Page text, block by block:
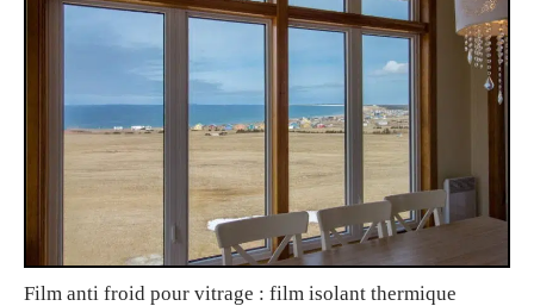
Film anti froid pour vitrage : film isolant thermique